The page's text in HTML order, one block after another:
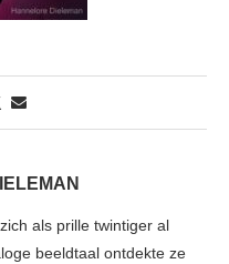
als prille twintiger al
beeldtaal ontdekte ze